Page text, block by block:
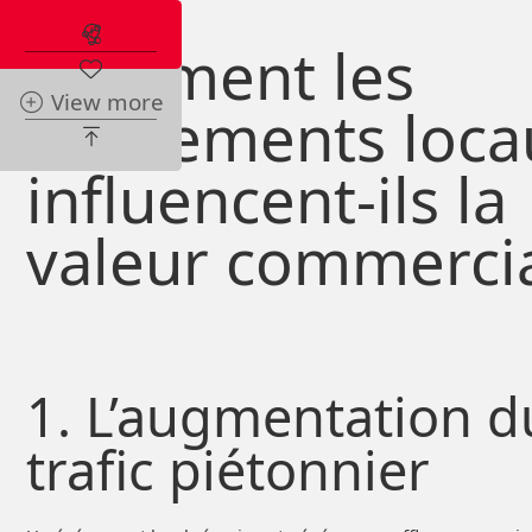
Comment les
événements
influencent-ils la
valeur
1. L’augmentation
trafic piétonnier
View more